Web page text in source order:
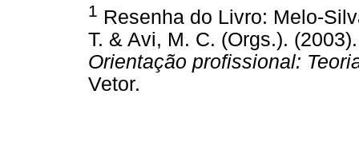
1 Resenha do Livro: Melo-
T. & Avi, M. C. (Orgs.).
Orientação profissional:
Vetor.